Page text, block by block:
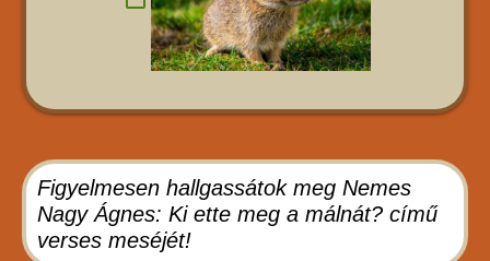
Figyelmesen hallgassátok meg Nemes
Nagy Ágnes: Ki ette meg a málnát? című
verses meséjét!